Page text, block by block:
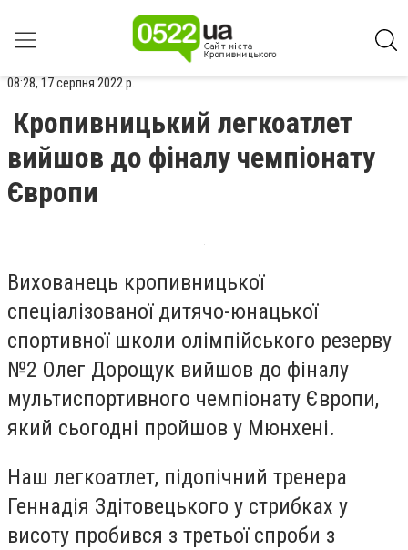
08:28, 17 серпня 2022 р.
Кропивницький легкоатлет
вийшов до фіналу чемпіонату
Європи
Вихованець кропивницької
спеціалізованої дитячо-юнацької
спортивної школи олімпійського резерву
№2 Олег Дорощук вийшов до фіналу
мультиспортивного чемпіонату Європи,
який сьогодні пройшов у Мюнхені.
Наш легкоатлет, підопічний тренера
Геннадія Здітовецького у стрибках у
висоту пробився з третьої спроби з